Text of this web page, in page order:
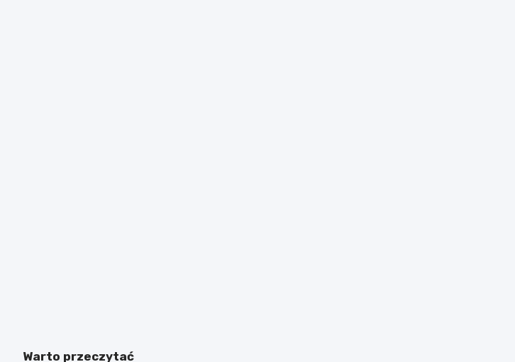
Warto przeczytać